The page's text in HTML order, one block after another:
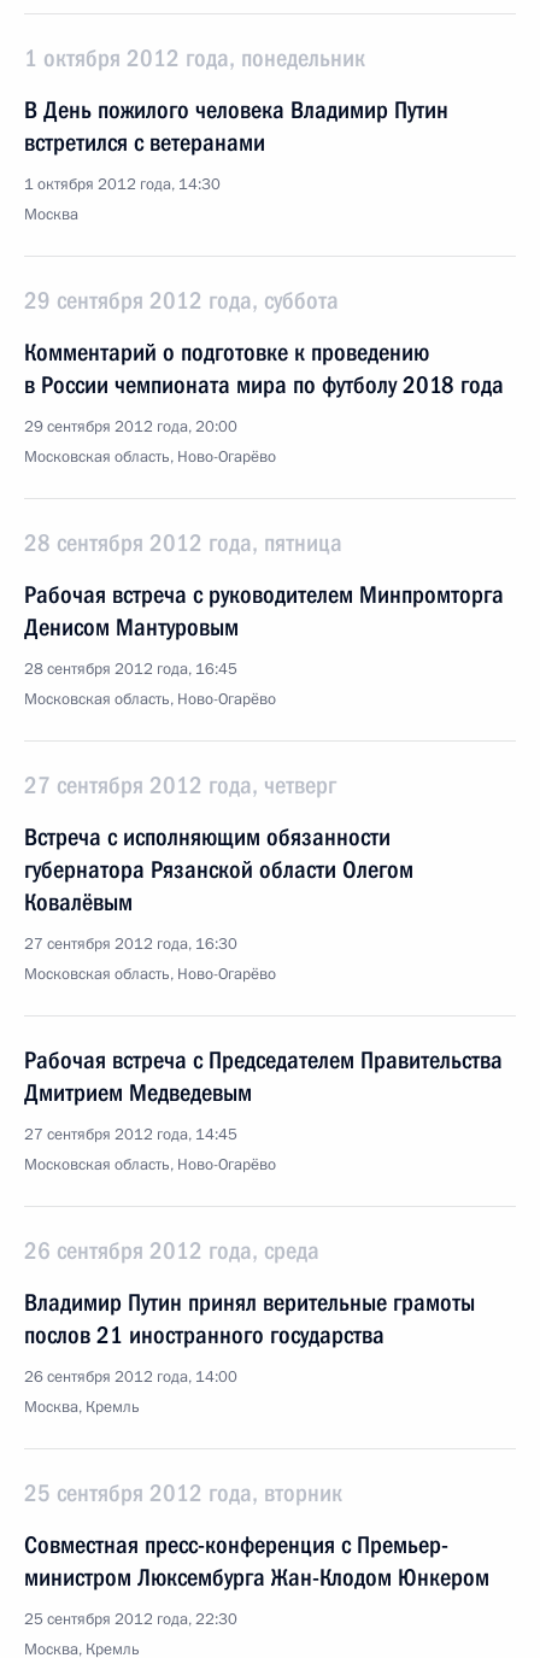
1 октября 2012 года, понедельник
В День пожилого человека Владимир Путин
встретился с ветеранами
1 октября 2012 года, 14:30
Москва
29 сентября 2012 года, суббота
Комментарий о подготовке к проведению
в России чемпионата мира по футболу 2018 года
29 сентября 2012 года, 20:00
Московская область, Ново-Огарёво
28 сентября 2012 года, пятница
Рабочая встреча с руководителем Минпромторга
Денисом Мантуровым
28 сентября 2012 года, 16:45
Московская область, Ново-Огарёво
27 сентября 2012 года, четверг
Встреча с исполняющим обязанности
губернатора Рязанской области Олегом
Ковалёвым
27 сентября 2012 года, 16:30
Московская область, Ново-Огарёво
Рабочая встреча с Председателем Правительства
Дмитрием Медведевым
27 сентября 2012 года, 14:45
Московская область, Ново-Огарёво
26 сентября 2012 года, среда
Владимир Путин принял верительные грамоты
послов 21 иностранного государства
26 сентября 2012 года, 14:00
Москва, Кремль
25 сентября 2012 года, вторник
Совместная пресс-конференция с Премьер-
министром Люксембурга Жан-Клодом Юнкером
25 сентября 2012 года, 22:30
Москва, Кремль